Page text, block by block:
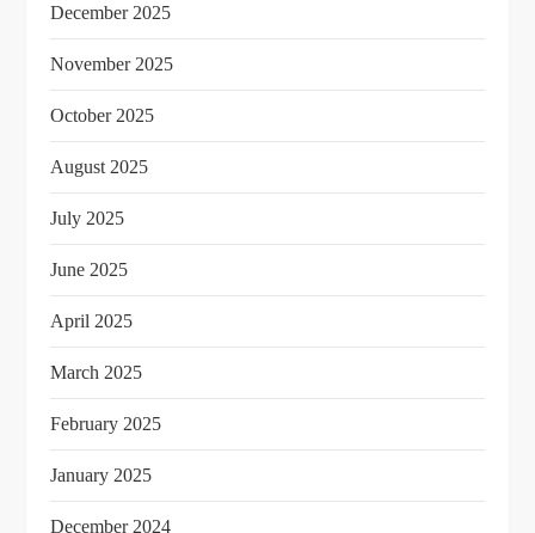
December 2025
November 2025
October 2025
August 2025
July 2025
June 2025
April 2025
March 2025
February 2025
January 2025
December 2024